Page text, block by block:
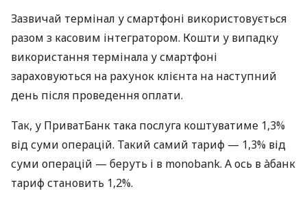
Зазвичай термінал у смартфоні використовується
разом з касовим інтегратором. Кошти у випадку
використання термінала у смартфоні
зараховуються на рахунок клієнта на наступний
день після проведення оплати.
Так, у ПриватБанк така послуга коштуватиме 1,3%
від суми операцій. Такий самий тариф — 1,3% від
суми операцій — беруть і в monobank. А ось в àбанк
тариф становить 1,2%.